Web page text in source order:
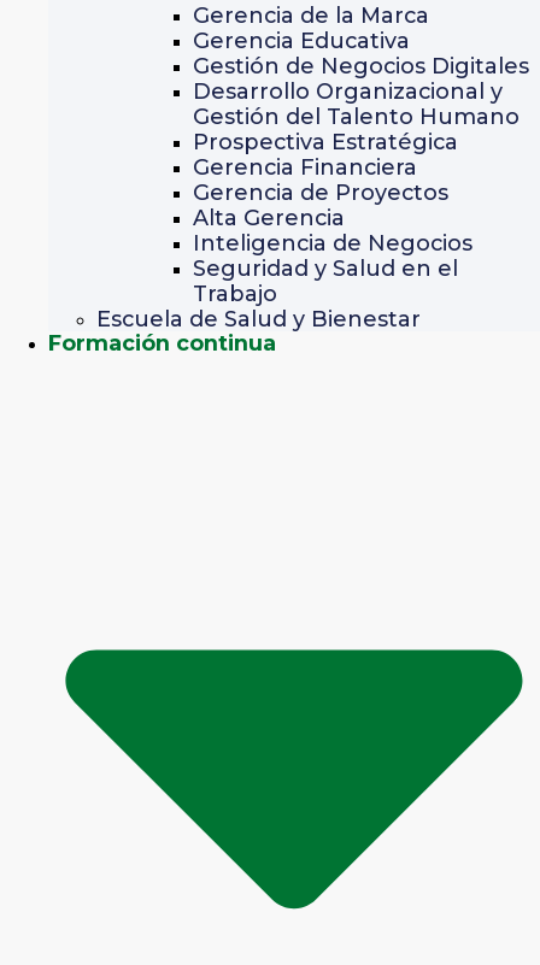
Gerencia de la Marca
Gerencia Educativa
Gestión de Negocios Digitales
Desarrollo Organizacional y
Gestión del Talento Humano
Prospectiva Estratégica
Gerencia Financiera
Gerencia de Proyectos
Alta Gerencia
Inteligencia de Negocios
Seguridad y Salud en el
Trabajo
Escuela de Salud y Bienestar
Formación continua